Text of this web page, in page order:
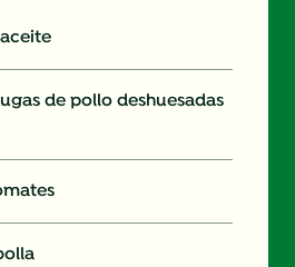
de pollo deshuesadas